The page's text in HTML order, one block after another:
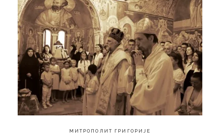
МИТРОПОЛИТ ГРИГОРИЈЕ